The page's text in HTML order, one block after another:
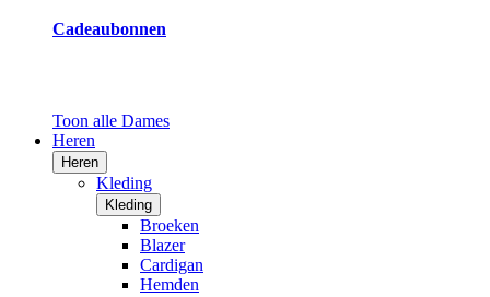
Cadeaubonnen
Toon alle Dames
Heren
Heren
Kleding
Kleding
Broeken
Blazer
Cardigan
Hemden